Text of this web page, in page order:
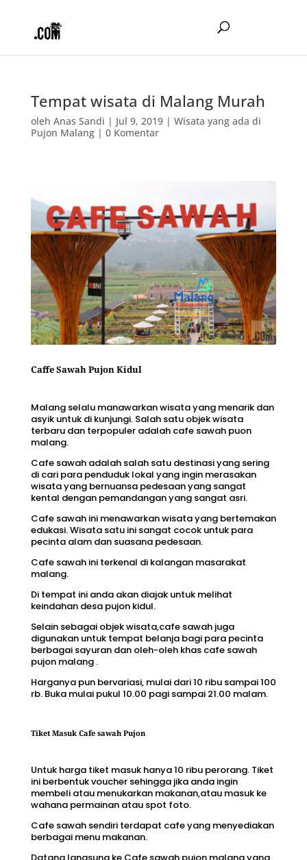
Tempat wisata di Malang Murah
oleh Anas Sandi | Jul 9, 2019| Wisata yang ada di
Pujon Malang| 0 Komentar
Caffe Sawah Pujon Kidul
Malang selalu manawarkan wisata yang menarik dan
asyik untuk di kunjungi. Salah satu objek wisata
terbaru dan terpopuler adalah cafe sawah puon
malang.
Cafe sawah adalah salah satu destinasi yang sering
di cari para penduduk lokal yang ingin merasakan
wisata yang bernuansa pedesaan yang sangat
kental dengan pemandangan yang sangat asri.
Cafe sawah ini menawarkanwisata yang bertemakan
edukasi.Wisata satu ini sangat cocok untuk para
pecinta alam dan suasana pedesaan.
Cafe sawah ini terkenal di kalangan masarakat
malang.
Di tempat ini anda akan diajak untuk melihat
keindahan desa pujon kidul.
Selain sebagai objek wisata,cafe sawah juga
digunakan untuk tempat belanja bagi para pecinta
berbagai sayuran dan oleh-oleh khas cafe sawah
pujon malang .
Harganya pun bervariasi, mulai dari 10 ribu sampai 100
rb. Buka mulai pukul 10.00 pagi sampai 21.00 malam.
Tiket Masuk Cafe sawah Pujon
Untuk harga tiket masuk hanya 10 ribu perorang. Tiket
ini berbentuk voucher sehingga jika anda ingin
membeli atau menukarkan makanan,atau masuk ke
wahana permainan atau spot foto.
Cafe sawah sendiri terdapat cafe yang menyediakan
berbagai menu makanan.